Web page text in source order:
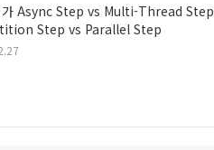
가 Async Step vs Multi-Thread Step
Step vs Parallel Step